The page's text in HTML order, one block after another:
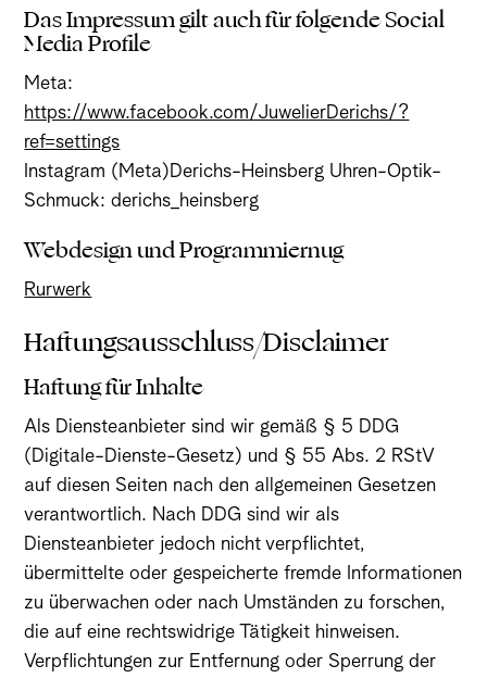
Das Impressum gilt auch für folgende Social
Media Profile
Meta:
https://www.facebook.com/JuwelierDerichs/?
ref=settings
Instagram (Meta)Derichs-Heinsberg Uhren-Optik-
Schmuck: derichs_heinsberg
Webdesign und Programmiernug
Rurwerk
Haftungsausschluss/Disclaimer
Haftung für Inhalte
Als Diensteanbieter sind wir gemäß § 5 DDG
(Digitale-Dienste-Gesetz) und § 55 Abs. 2 RStV
auf diesen Seiten nach den allgemeinen Gesetzen
verantwortlich. Nach DDG sind wir als
Diensteanbieter jedoch nicht verpflichtet,
übermittelte oder gespeicherte fremde Informationen
zu überwachen oder nach Umständen zu forschen,
die auf eine rechtswidrige Tätigkeit hinweisen.
Verpflichtungen zur Entfernung oder Sperrung der